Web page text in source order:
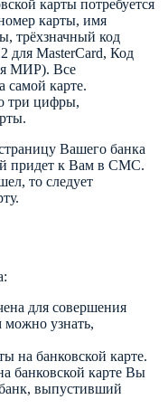
карты потребуется
карты, имя
трёхзначный код
для MasterCard, Код
МИР). Все
самой карте.
три цифры,
Вашего банка
придет к Вам в СМС.
то следует
для совершения
можно узнать,
на банковской карте.
банковской карте Вы
выпустивший